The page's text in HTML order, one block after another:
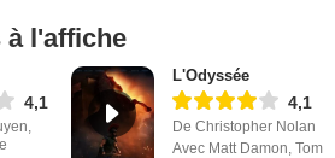
l'affiche
4,1
L'Odyssée
4,1
De Christopher Nolan
Avec Matt Damon, Tom